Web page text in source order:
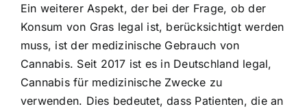
Ein weiterer Aspekt, der bei der Frage, ob der
Konsum von Gras legal ist, berücksichtigt werden
muss, ist der medizinische Gebrauch von
Cannabis. Seit 2017 ist es in Deutschland legal,
Cannabis für medizinische Zwecke zu
verwenden. Dies bedeutet, dass Patienten, die an